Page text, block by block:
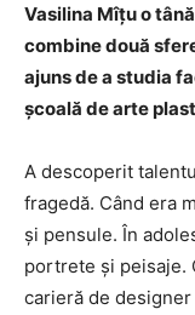
Vasilina Mîțu o
combine două
ajuns de a studia
școală de arte
A descoperit
fragedă. Când era
și pensule. În
portrete și peisaje.
carieră de